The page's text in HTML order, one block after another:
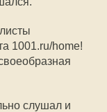
1001.ru/home!
слушал и